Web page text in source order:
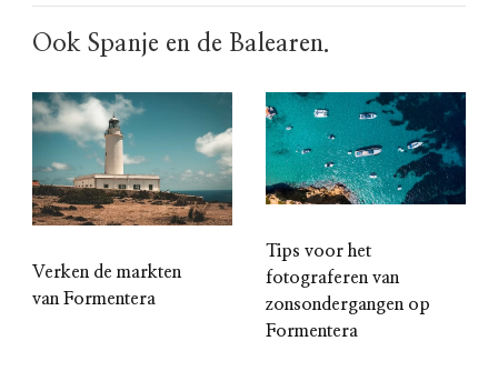
Ook Spanje en de Balearen.
Verken de markten
van Formentera
Tips voor het
fotograferen van
zonsondergangen op
Formentera